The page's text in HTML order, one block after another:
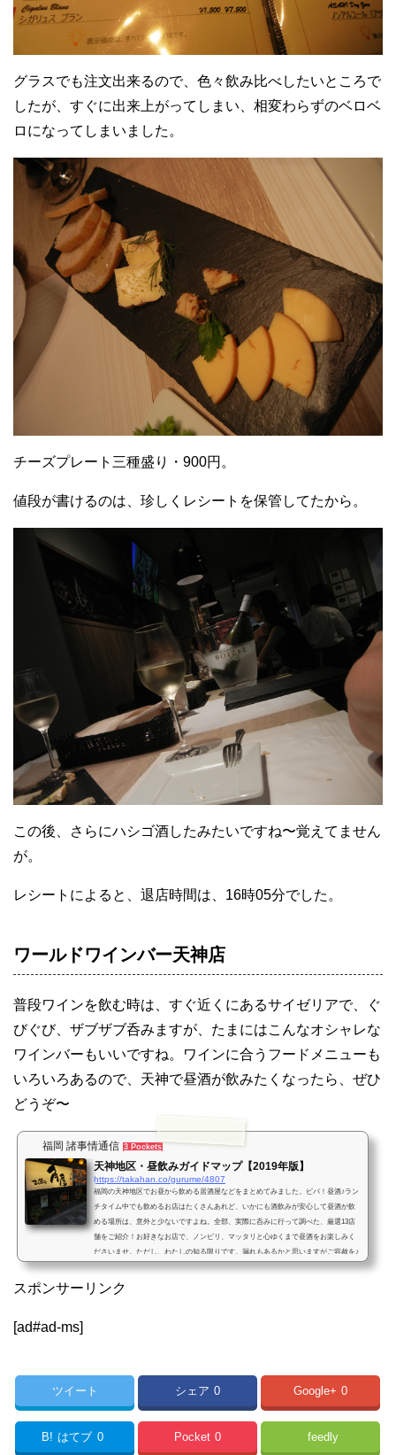
グラスでも注文出来るので、色々飲み比べしたいところで
したが、すぐに出来上がってしまい、相変わらずのベロベ
ロになってしまいました。
チーズプレート三種盛り・900円。
値段が書けるのは、珍しくレシートを保管してたから。
この後、さらにハシゴ酒したみたいですね〜覚えてません
が。
レシートによると、退店時間は、16時05分でした。
ワールドワインバー天神店
普段ワインを飲む時は、すぐ近くにあるサイゼリアで、ぐ
びぐび、ザブザブ呑みますが、たまにはこんなオシャレな
ワインバーもいいですね。ワインに合うフードメニューも
いろいろあるので、天神で昼酒が飲みたくなったら、ぜひ
どうぞ〜
福岡 諸事情通信 3 Pockets
天神地区・昼飲みガイドマップ【2019年版】
https://takahan.co/gurume/4807
福岡の天神地区でお昼から飲める居酒屋などをまとめてみました。ビバ！昼酒♪ラン
チタイム中でも飲めるお店はたくさんあれど、いかにも酒飲みが安心して昼酒が飲
める場所は、意外と少ないですよね。全部、実際に呑みに行って調べた、厳選13店
舗をご紹介！お好きなお店で、ノンビリ、マッタリと心ゆくまで昼酒をお楽しみく
ださいませ。ただし、わたしの知る限りです。漏れもあるかと思いますがご容赦を♪
福岡・天神周辺でお昼から飲める店天神駅周辺大名地区周辺 大名昼酒マップ店名ワ
ールドワインバー2014年オープン！ドイツで300年以上...
スポンサーリンク
[ad#ad-ms]
ツイート シェア 0 Google+ 0
B! はてブ 0 Pocket 0 feedly